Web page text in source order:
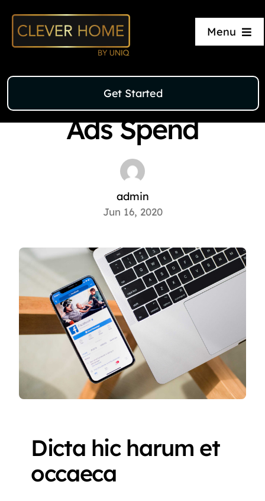
content
Menu
Units
Our Process
About Us
Get Started
Marketing Strategy Social Media
Techniques to
Reduce Facebook
Ads Spend
admin
Jun 16, 2020
Dicta hic harum et
occaeca